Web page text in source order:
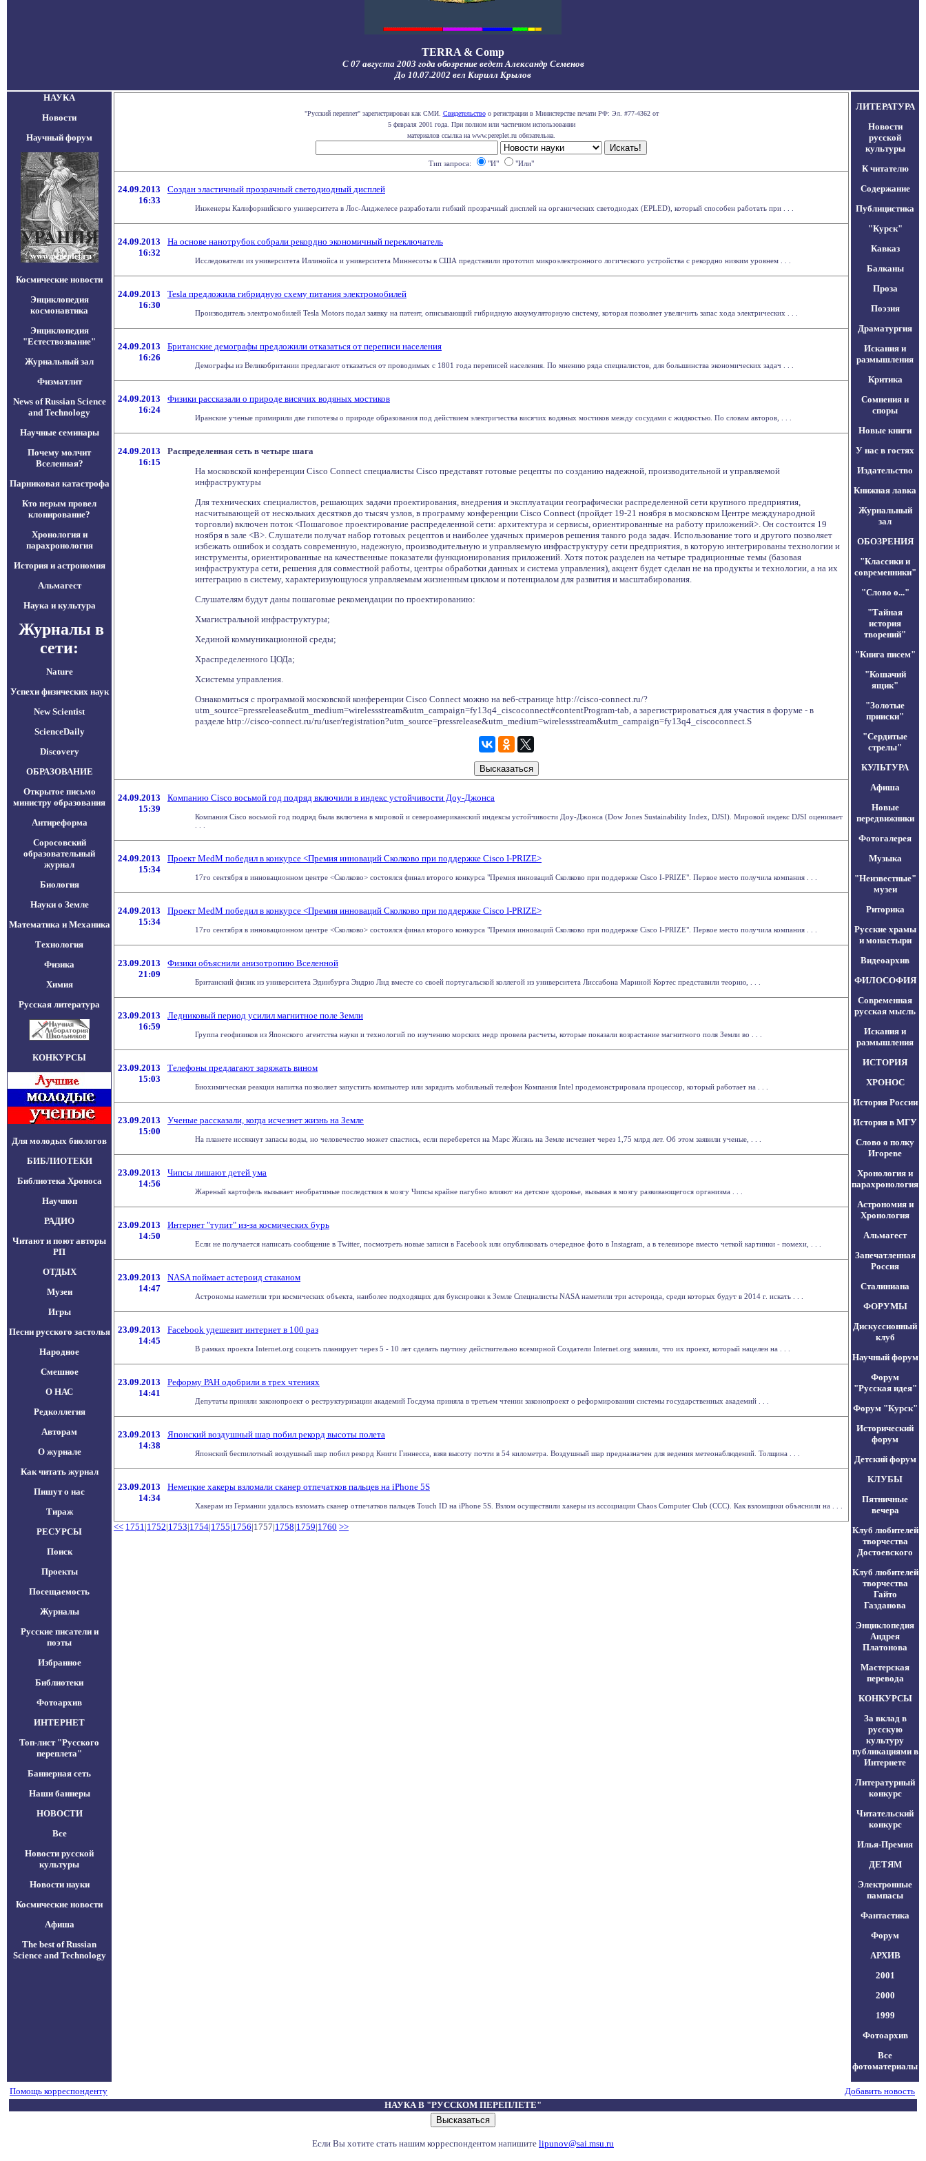
TERRA & Comp
С 07 августа 2003 года обозрение ведет Александр Семенов
До 10.07.2002 вел Кирилл Крылов
НАУКА
Новости
Научный форум
Космические новости
Энциклопедия
космонавтика
Энциклопедия
"Естествознание"
Журнальный зал
Физматлит
News of Russian Science
and Technology
Научные семинары
Почему молчит
Вселенная?
Парниковая катастрофа
Кто перым провел
клонирование?
Хронология и
парахронология
История и астрономия
Альмагест
Наука и культура
Журналы в
сети:
Nature
Успехи физических наук
New Scientist
ScienceDaily
Discovery
ОБРАЗОВАНИЕ
Открытое письмо
министру образования
Антиреформа
Соросовский
образовательный
журнал
Биология
Науки о Земле
Математика и Механика
Технология
Физика
Химия
Русская литература
КОНКУРСЫ
Для молодых биологов
БИБЛИОТЕКИ
Библиотека Хроноса
Научпоп
РАДИО
Читают и поют авторы
РП
ОТДЫХ
Музеи
Игры
Песни русского застолья
Народное
Смешное
О НАС
Редколлегия
Авторам
О журнале
Как читать журнал
Пишут о нас
Тираж
РЕСУРСЫ
Поиск
Проекты
Посещаемость
Журналы
Русские писатели и
поэты
Избранное
Библиотеки
Фотоархив
ИНТЕРНЕТ
Топ-лист "Русского
переплета"
Баннерная сеть
Наши баннеры
НОВОСТИ
Все
Новости русской
культуры
Новости науки
Космические новости
Афиша
The best of Russian
Science and Technology
"Русский переплет" зарегистрирован как СМИ. Свидетельствоо регистрации в Министерстве печати РФ: Эл. #77-4362 от
5 февраля 2001 года. При полном или частичном использовании
материалов ссылка на www.pereplet.ru обязательна.
Тип запроса: "И" "Или"
24.09.2013
16:33
Создан эластичный прозрачный светодиодный дисплей
Инженеры Калифорнийского университета в Лос-Анджелесе разработали гибкий прозрачный дисплей на органических светодиодах (EPLED), который способен работать при . . .
24.09.2013
16:32
На основе нанотрубок собрали рекордно экономичный переключатель
Исследователи из университета Иллинойса и университета Миннесоты в США представили прототип микроэлектронного логического устройства с рекордно низким уровнем . . .
24.09.2013
16:30
Tesla предложила гибридную схему питания электромобилей
Производитель электромобилей Tesla Motors подал заявку на патент, описывающий гибридную аккумуляторную систему, которая позволяет увеличить запас хода электрических . . .
24.09.2013
16:26
Британские демографы предложили отказаться от переписи населения
Демографы из Великобритании предлагают отказаться от проводимых с 1801 года переписей населения. По мнению ряда специалистов, для большинства экономических задач . . .
24.09.2013
16:24
Физики рассказали о природе висячих водяных мостиков
Иранские ученые примирили две гипотезы о природе образования под действием электричества висячих водяных мостиков между сосудами с жидкостью. По словам авторов, . . .
24.09.2013
16:15
Распределенная сеть в четыре шага
На московской конференции Cisco Connect специалисты Cisco представят готовые рецепты по созданию надежной, производительной и управляемой
инфраструктуры
Для технических специалистов, решающих задачи проектирования, внедрения и эксплуатации географически распределенной сети крупного предприятия,
насчитывающей от нескольких десятков до тысяч узлов, в программу конференции Cisco Connect (пройдет 19-21 ноября в московском Центре международной
торговли) включен поток <Пошаговое проектирование распределенной сети: архитектура и сервисы, ориентированные на работу приложений>. Он состоится 19
ноября в зале <В>. Слушатели получат набор готовых рецептов и наиболее удачных примеров решения такого рода задач. Использование того и другого позволяет
избежать ошибок и создать современную, надежную, производительную и управляемую инфраструктуру сети предприятия, в которую интегрированы технологии и
инструменты, ориентированные на качественные показатели функционирования приложений. Хотя поток разделен на четыре традиционные темы (базовая
инфраструктура сети, решения для совместной работы, центры обработки данных и система управления), акцент будет сделан не на продукты и технологии, а на их
интеграцию в систему, характеризующуюся управляемым жизненным циклом и потенциалом для развития и масштабирования.
Слушателям будут даны пошаговые рекомендации по проектированию:
Хмагистральной инфраструктуры;
Хединой коммуникационной среды;
Храспределенного ЦОДа;
Хсистемы управления.
Ознакомиться с программой московской конференции Cisco Connect можно на веб-странице http://cisco-connect.ru/?
utm_source=pressrelease&utm_medium=wirelessstream&utm_campaign=fy13q4_ciscoconnect#contentProgram-tab, а зарегистрироваться для участия в форуме - в
разделе http://cisco-connect.ru/ru/user/registration?utm_source=pressrelease&utm_medium=wirelessstream&utm_campaign=fy13q4_ciscoconnect.S
24.09.2013
15:39
Компанию Cisco восьмой год подряд включили в индекс устойчивости Доу-Джонса
Компания Cisco восьмой год подряд была включена в мировой и североамериканский индексы устойчивости Доу-Джонса (Dow Jones Sustainability Index, DJSI). Мировой индекс DJSI оценивает
24.09.2013
15:34
Проект MedM победил в конкурсе <Премия инноваций Сколково при поддержке Cisco I-PRIZE>
17го сентября в инновационном центре <Сколково> состоялся финал второго конкурса "Премия инноваций Сколково при поддержке Cisco I-PRIZE". Первое место получила компания . . .
24.09.2013
15:34
Проект MedM победил в конкурсе <Премия инноваций Сколково при поддержке Cisco I-PRIZE>
17го сентября в инновационном центре <Сколково> состоялся финал второго конкурса "Премия инноваций Сколково при поддержке Cisco I-PRIZE". Первое место получила компания . . .
23.09.2013
21:09
Физики объяснили анизотропию Вселенной
Британский физик из университета Эдинбурга Эндрю Лид вместе со своей португальской коллегой из университета Лиссабона Мариной Кортес представили теорию, . . .
23.09.2013
16:59
Ледниковый период усилил магнитное поле Земли
Группа геофизиков из Японского агентства науки и технологий по изучению морских недр провела расчеты, которые показали возрастание магнитного поля Земли во . . .
23.09.2013
15:03
Телефоны предлагают заряжать вином
Биохимическая реакция напитка позволяет запустить компьютер или зарядить мобильный телефон Компания Intel продемонстрировала процессор, который работает на . . .
23.09.2013
15:00
Ученые рассказали, когда исчезнет жизнь на Земле
На планете иссякнут запасы воды, но человечество может спастись, если переберется на Марс Жизнь на Земле исчезнет через 1,75 млрд лет. Об этом заявили ученые, . . .
23.09.2013
14:56
Чипсы лишают детей ума
Жареный картофель вызывает необратимые последствия в мозгу Чипсы крайне пагубно влияют на детское здоровье, вызывая в мозгу развивающегося организма . . .
23.09.2013
14:50
Интернет "тупит" из-за космических бурь
Если не получается написать сообщение в Twitter, посмотреть новые записи в Facebook или опубликовать очередное фото в Instagram, а в телевизоре вместо четкой картинки - помехи, . . .
23.09.2013
14:47
NASA поймает астероид стаканом
Астрономы наметили три космических объекта, наиболее подходящих для буксировки к Земле Специалисты NASA наметили три астероида, среди которых будут в 2014 г. искать . . .
23.09.2013
14:45
Facebook удешевит интернет в 100 раз
В рамках проекта Internet.org соцсеть планирует через 5 - 10 лет сделать паутину действительно всемирной Создатели Internet.org заявили, что их проект, который нацелен на . . .
23.09.2013
14:41
Реформу РАН одобрили в трех чтениях
Депутаты приняли законопроект о реструктуризации академий Госдума приняла в третьем чтении законопроект о реформировании системы государственных академий . . .
23.09.2013
14:38
Японский воздушный шар побил рекорд высоты полета
Японский беспилотный воздушный шар побил рекорд Книги Гиннесса, взяв высоту почти в 54 километра. Воздушный шар предназначен для ведения метеонаблюдений. Толщина . . .
23.09.2013
14:34
Немецкие хакеры взломали сканер отпечатков пальцев на iPhone 5S
Хакерам из Германии удалось взломать сканер отпечатков пальцев Touch ID на iPhone 5S. Взлом осуществили хакеры из ассоциации Chaos Computer Club (CCC). Как взломщики объяснили на . . .
<< 1751|1752|1753|1754|1755|1756|1757|1758|1759|1760 >>
ЛИТЕРАТУРА
Новости
русской
культуры
К читателю
Содержание
Публицистика
"Курск"
Кавказ
Балканы
Проза
Поэзия
Драматургия
Искания и
размышления
Критика
Сомнения и
споры
Новые книги
У нас в гостях
Издательство
Книжная лавка
Журнальный
зал
ОБОЗРЕНИЯ
"Классики и
современники"
"Слово о..."
"Тайная
история
творений"
"Книга писем"
"Кошачий
ящик"
"Золотые
прииски"
"Сердитые
стрелы"
КУЛЬТУРА
Афиша
Новые
передвижники
Фотогалерея
Музыка
"Неизвестные"
музеи
Риторика
Русские храмы
и монастыри
Видеоархив
ФИЛОСОФИЯ
Современная
русская мысль
Искания и
размышления
ИСТОРИЯ
ХРОНОС
История России
История в МГУ
Слово о полку
Игореве
Хронология и
парахронология
Астрономия и
Хронология
Альмагест
Запечатленная
Россия
Сталиниана
ФОРУМЫ
Дискуссионный
клуб
Научный форум
Форум
"Русская идея"
Форум "Курск"
Исторический
форум
Детский форум
КЛУБЫ
Пятничные
вечера
Клуб любителей
творчества
Достоевского
Клуб любителей
творчества
Гайто
Газданова
Энциклопедия
Андрея
Платонова
Мастерская
перевода
КОНКУРСЫ
За вклад в
русскую
культуру
публикациями в
Интернете
Литературный
конкурс
Читательский
конкурс
Илья-Премия
ДЕТЯМ
Электронные
пампасы
Фантастика
Форум
АРХИВ
2001
2000
1999
Фотоархив
Все
фотоматериалы
Помощь корреспонденту
Добавить новость
НАУКА В "РУССКОМ ПЕРЕПЛЕТЕ"
Если Вы хотите стать нашим корреспондентом напишите lipunov@sai.msu.ru